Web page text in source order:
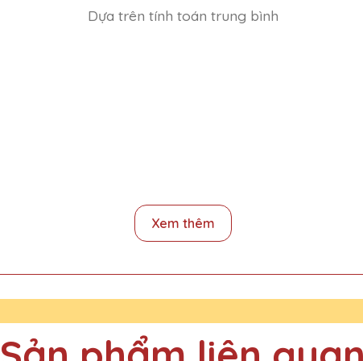
Dựa trên tính toán trung bình
Xem thêm